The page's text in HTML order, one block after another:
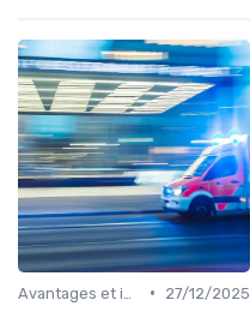
•
27/12/2025